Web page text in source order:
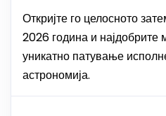
Откријте го целосното
2026 година и најдобрите
уникатно патување
астрономија.